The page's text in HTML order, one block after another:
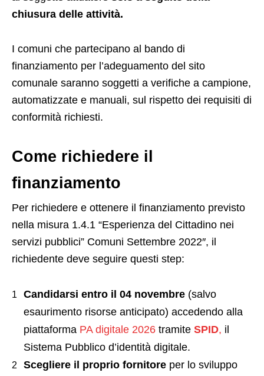
chiusura delle attività.
I comuni che partecipano al bando di
finanziamento per l’adeguamento del sito
comunale saranno soggetti a verifiche a campione,
automatizzate e manuali, sul rispetto dei requisiti di
conformità richiesti.
Come richiedere il
finanziamento
Per richiedere e ottenere il finanziamento previsto
nella misura 1.4.1 “Esperienza del Cittadino nei
servizi pubblici” Comuni Settembre 2022″, il
richiedente deve seguire questi step:
Candidarsi entro il 04 novembre (salvo
esaurimento risorse anticipato) accedendo alla
piattaforma PA digitale 2026 tramite SPID, il
Sistema Pubblico d’identità digitale.
Scegliere il proprio fornitore per lo sviluppo